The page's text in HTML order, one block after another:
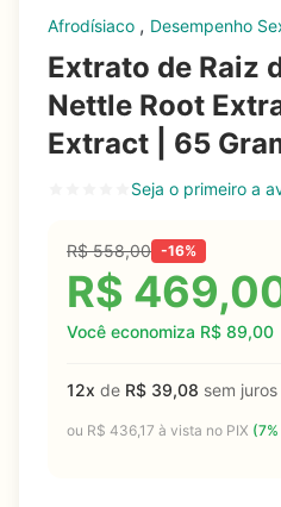
Afrodísiaco , Desempenho
Extrato de Raiz
Nettle Root
Extract | 65
Seja o primeiro a
R$558,00 -16%
R$
Você economiza R$ 89,00
12x de R$ 39,08 sem juros
ou R$ 436,17 à vista no PIX